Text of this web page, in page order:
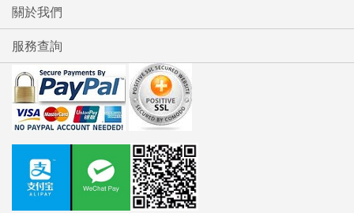
關於我們
服務查詢